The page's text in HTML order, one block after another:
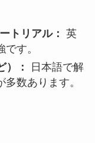
トリアル： 英
す。
）：
日本語で解
数あります。